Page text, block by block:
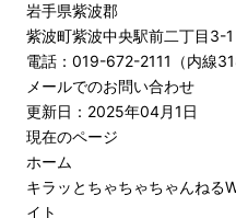
岩手県紫波郡
紫波町紫波中央駅前二丁目3-1
電話：019-672-2111（内線
メールでのお問い合わせ
更新日：2025年04月1日
現在のページ
ホーム
キラッとちゃちゃちゃんねる
イト